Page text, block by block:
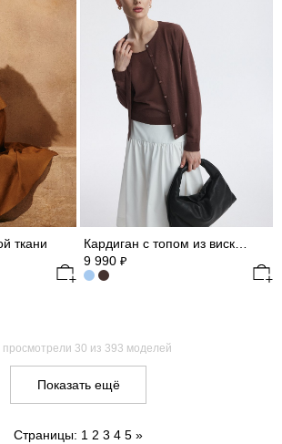
ткани
9 990 ₽
30 из 393 моделей
Показать ещё
Страницы: 1 2 3 4 5 »